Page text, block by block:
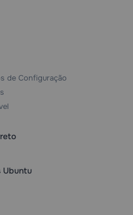
de Configuração
Ubuntu